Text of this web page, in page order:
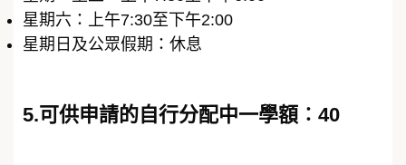
星期六：上午7:30至下午2:00
星期日及公眾假期：休息
5.可供申請的自行分配中一學額︰40